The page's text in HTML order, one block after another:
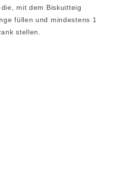
mit dem Biskuitteig
füllen und mindestens 1
stellen.